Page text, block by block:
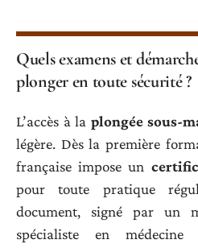
Quels examens et
plonger en toute sécurité ?
L’accès à la plongée sous-
légère. Dès la première
française impose un
pour toute pratique
document, signé par un
spécialiste en médecine